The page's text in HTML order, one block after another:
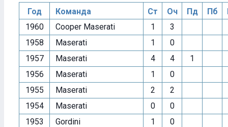
Год Команда Ст Оч Пд Пб
1960
Cooper Maserati 1
3
1958
Maserati 1
0
1957
Maserati 4 4
1
1956
Maserati 1
0
1955
Maserati 2
2
1954
Maserati 0
0
1953
Gordini 1 0